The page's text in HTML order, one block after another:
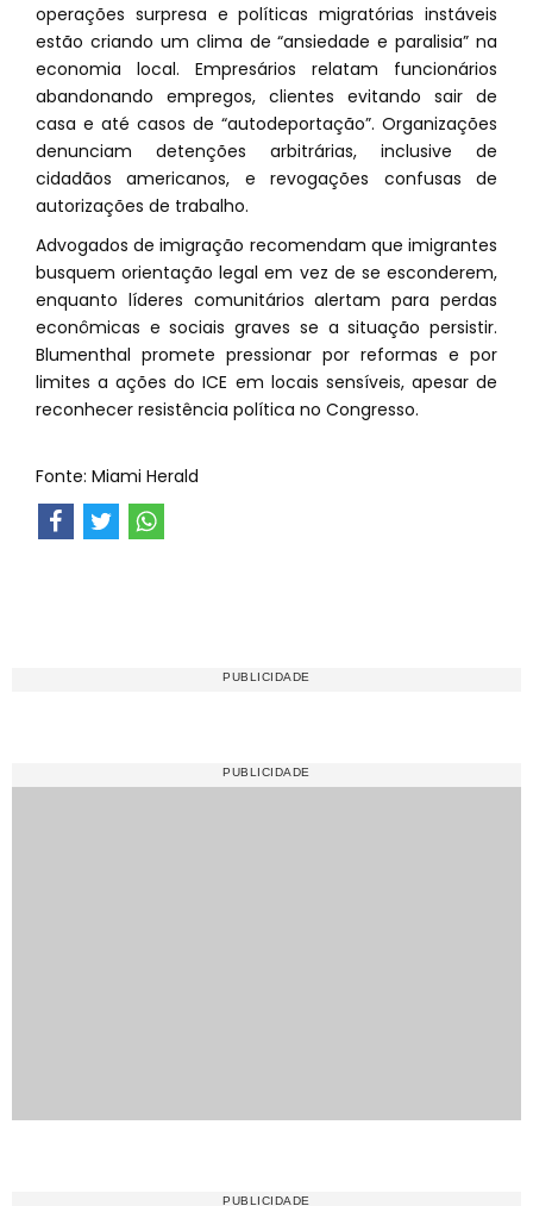
operações surpresa e políticas migratórias instáveis
estão criando um clima de “ansiedade e paralisia” na
economia local. Empresários relatam funcionários
abandonando empregos, clientes evitando sair de
casa e até casos de “autodeportação”. Organizações
denunciam detenções arbitrárias, inclusive de
cidadãos americanos, e revogações confusas de
autorizações de trabalho.
Advogados de imigração recomendam que imigrantes
busquem orientação legal em vez de se esconderem,
enquanto líderes comunitários alertam para perdas
econômicas e sociais graves se a situação persistir.
Blumenthal promete pressionar por reformas e por
limites a ações do ICE em locais sensíveis, apesar de
reconhecer resistência política no Congresso.
Fonte: Miami Herald